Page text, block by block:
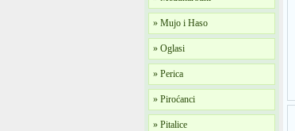
» Mujo i Haso
» Oglasi
» Perica
» Piroćanci
» Pitalice